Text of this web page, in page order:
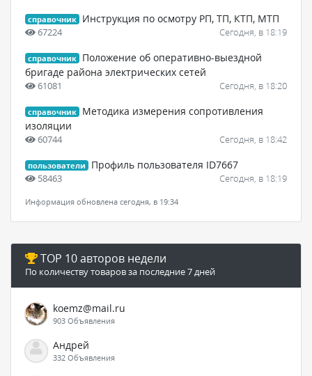
справочник Инструкция по осмотру РП, ТП, КТП, МТП
67224 Сегодня, в 18:19
справочник
Положение об оперативно-выездной
бригаде района электрических сетей
61081 Сегодня, в 18:20
справочник
Методика измерения сопротивления
изоляции
60744 Сегодня, в 18:42
пользователи Профиль пользователя ID7667
58463 Сегодня, в 18:19
Информация обновлена сегодня, в 19:34
TOP 10 авторов недели
По количеству товаров за последние 7 дней
koemz@mail.ru
903 Объявления
Андрей
332 Объявления